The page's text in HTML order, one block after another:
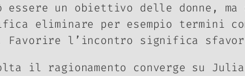
essere un obiettivo delle
eliminare per esempio termini
Favorire l’incontro significa
il ragionamento converge su